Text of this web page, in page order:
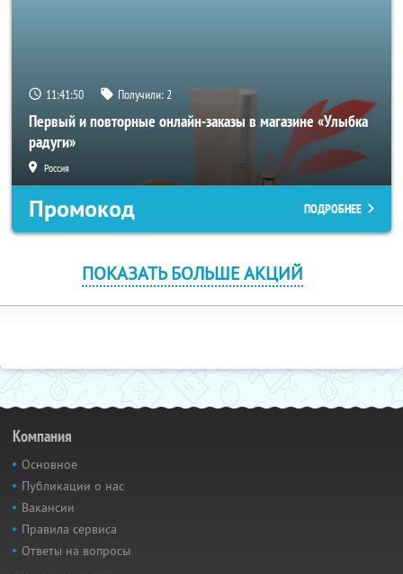
11:41:49 Получили:2
Первый и повторные онлайн-заказы в магазине «Улыбка
радуги»
Россия
Промокод ПОДРОБНЕЕ
ПОКАЗАТЬ БОЛЬШЕ АКЦИЙ
Компания
Основное
Публикации о нас
Вакансии
Правила сервиса
Ответы на вопросы